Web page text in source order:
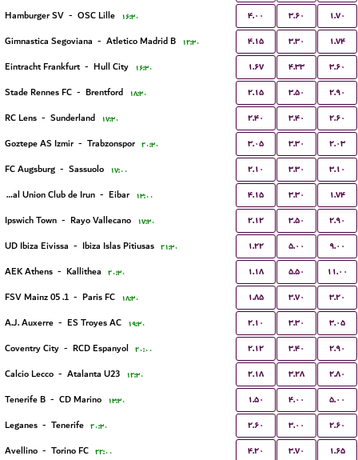
Hamburger SV - OSC Lille ۱۶:۳۰ ۴.۰۰ ۳.۶۰ ۱.۷۰
Gimnastica Segoviana - Atletico Madrid B ۱۲:۳۰ ۴.۱۵ ۳.۳۰ ۱.۷۴
Eintracht Frankfurt - Hull City ۱۶:۳۰ ۱.۶۷ ۴.۳۳ ۳.۶۰
Stade Rennes FC - Brentford ۱۸:۳۰ ۲.۱۵ ۳.۵۰ ۲.۹۰
RC Lens - Sunderland ۱۷:۳۰ ۲.۴۰ ۳.۴۰ ۲.۶۰
Goztepe AS Izmir - Trabzonspor ۲۰:۳۰ ۳.۰۵ ۳.۳۰ ۲.۰۳
FC Augsburg - Sassuolo ۱۷:۰۰ ۲.۱۰ ۳.۳۰ ۳.۱۰
Real Union Club de Irun - Eibar ۱۳:۰۰ ۴.۱۵ ۳.۳۰ ۱.۷۴
Ipswich Town - Rayo Vallecano ۱۷:۳۰ ۲.۱۲ ۳.۵۰ ۲.۹۰
UD Ibiza Eivissa - Ibiza Islas Pitiusas ۲۱:۳۰ ۱.۲۲ ۵.۰۰ ۹.۰۰
AEK Athens - Kallithea ۲۰:۳۰ ۱.۱۸ ۵.۵۰ ۱۱.۰۰
1. FSV Mainz 05 - Paris FC ۱۸:۳۰ ۱.۸۵ ۳.۷۰ ۳.۲۰
A.J. Auxerre - ES Troyes AC ۱۹:۳۰ ۲.۱۰ ۳.۳۰ ۳.۰۵
Coventry City - RCD Espanyol ۲۰:۰۰ ۲.۱۲ ۳.۴۰ ۲.۹۰
Calcio Lecco - Atalanta U23 ۱۲:۳۰ ۲.۱۸ ۳.۲۸ ۲.۸۰
Tenerife B - CD Marino ۱۳:۳۰ ۱.۵۰ ۴.۰۰ ۵.۰۰
Leganes - Tenerife ۲۰:۳۰ ۲.۶۰ ۳.۰۰ ۲.۶۰
Avellino - Torino FC ۲۲:۰۰ ۴.۲۰ ۳.۷۰ ۱.۶۵